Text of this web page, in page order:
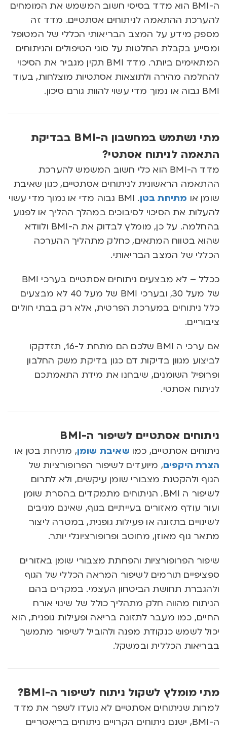
ה-BMI הוא מדד בסיסי חשוב המשמש את המומחים
להערכת ההתאמה לניתוחים אסתטיים. מדד זה
מספק מידע על המצב הבריאותי הכללי של המטופל
ומסייע בקבלת החלטות על סוגי הטיפולים והניתוחים
המתאימים ביותר. מדד BMI תקין מגביר את הסיכוי
להחלמה מהירה ולתוצאות אסתטיות מוצלחות, בעוד
BMI גבוה או נמוך מדי עשוי להוות גורם סיכון.
מתי נשתמש במחשבון ה-BMI בבדיקת
התאמה לניתוח אסתטי?
מדד ה-BMI הוא כלי חשוב המשמש להערכת
ההתאמה הראשונית לניתוחים אסתטיים, כגון שאיבת
שומן או מתיחת בטן
. BMI גבוה מדי או נמוך מדי עשוי
להעלות את הסיכוי לסיבוכים במהלך ההליך או לפגוע
בהחלמה. על כן, מומלץ לבדוק את ה-BMI ולוודא
שהוא בטווח המתאים, כחלק מתהליך ההערכה
הכללי של המצב הבריאותי.
ככלל – לא מבצעים ניתוחים אסתטיים בערכי BMI
של מעל 30, ובערכי BMI של מעל 40 לא מבצעים
כלל ניתוחים במערכת הפרטית, אלא רק בבתי חולים
ציבוריים.
אם ערכי ה BMI שלכם הם מתחת ל-16, תזדקקו
לביצוע מגוון בדיקות דם כגון בדיקת משק החלבון
ופרופיל השומנים, שיבחנו את מידת התאמתכם
לניתוח אסתטי.
ניתוחים אסתטיים לשיפור ה-BMI
ניתוחים אסתטיים, כמו שאיבת שומן, מתיחת בטן או
הצרת היקפים, מיועדים לשיפור הפרופורציות של
הגוף ולהקטנת מצבורי שומן עיקשים, ולא לתרום
לשיפור ה BMI. הניתוחים מתמקדים בהסרת שומן
ועור עודף מאזורים בעייתיים בגוף, שאינם מגיבים
לשינויים בתזונה או פעילות גופנית, במטרה ליצור
מתאר גוף מאוזן, מחוטב ופרופורציונלי יותר.
שיפור הפרופורציות והפחתת מצבורי שומן באזורים
ספציפיים תורמים לשיפור המראה הכללי של הגוף
ולהגברת תחושת הביטחון העצמי. במקרים בהם
הניתוח מהווה חלק מתהליך כולל של שינוי אורח
החיים, כמו מעבר לתזונה בריאה ופעילות גופנית, הוא
יכול לשמש כנקודת מפנה ולהוביל לשיפור מתמשך
בבריאות הכללית ובמשקל.
מתי מומלץ לשקול ניתוח לשיפור ה-BMI?
למרות שניתוחים אסתטיים לא נועדו לשפר את מדד
ה-BMI, ישנם ניתוחים הקרויים ניתוחים בריאטריים